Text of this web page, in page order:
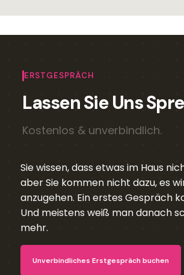
ERSTGESPRÄCH
Lassen Sie Uns
Kostenlos & unverbindlich.
Sie wissen, dass etwas im Haus
aber Sie kommen nicht dazu, es
anzugehen. Ein erstes Gespräch
Und meistens weiß man danach
mehr.
Unverbindliches Erstgespräch buchen